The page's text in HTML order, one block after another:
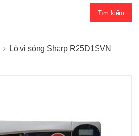
Tìm kiếm
Lò vi sóng Sharp R25D1SVN